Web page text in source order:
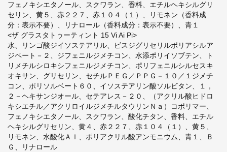
フェノキシエタノール、スクワラン、香料、エチルヘキシルグリ
セリン、黄５、赤２２７、赤１０４（１）、リモネン（香料成
分：表示不要）、リナロール（香料成分：表示不要）、青１
<ザ グラスタトゥーティント 15 Vi Ai Pi>
水、リンゴ酸ジイソステアリル、ビスジグリセリルポリアシルア
ジペート－２、ジフェニルジメチコン、水添ポリイソブテン、ト
リメチルシロキシフェニルジメチコン、ポリフェニルシルセスキ
オキサン、グリセリン、セチルＰＥＧ／ＰＰＧ－１０／１ジメチ
コン、ポリソルベート６０、イソステアリン酸ソルビタン、１，
２－ヘキサンジオール、セテアレス－２０、（アクリル酸ヒドロ
キシエチル／アクリロイルジメチルタウリンＮａ）コポリマー、
フェノキシエタノール、スクワラン、酸化チタン、香料、エチル
ヘキシルグリセリン、黄４、赤２２７、赤１０４（１）、黄５、
リモネン、水酸化Ａｌ、ポリアクリル酸アンモニウム、青１、Ｂ
Ｇ、リナロール